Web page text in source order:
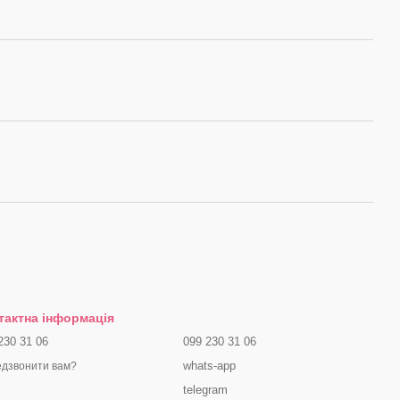
інформація
31 06
вам?
099 230 31 06
whats-app
telegram